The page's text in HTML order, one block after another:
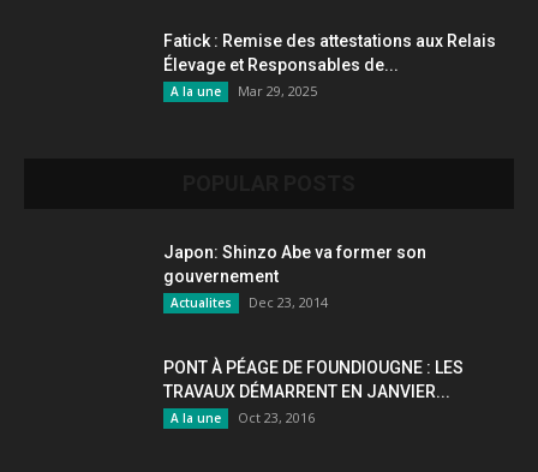
Fatick : Remise des attestations aux Relais
Élevage et Responsables de...
A la une Mar 29, 2025
Japon: Shinzo Abe va former son
gouvernement
Actualites Dec 23, 2014
PONT À PÉAGE DE FOUNDIOUGNE : LES
TRAVAUX DÉMARRENT EN JANVIER...
A la une Oct 23, 2016